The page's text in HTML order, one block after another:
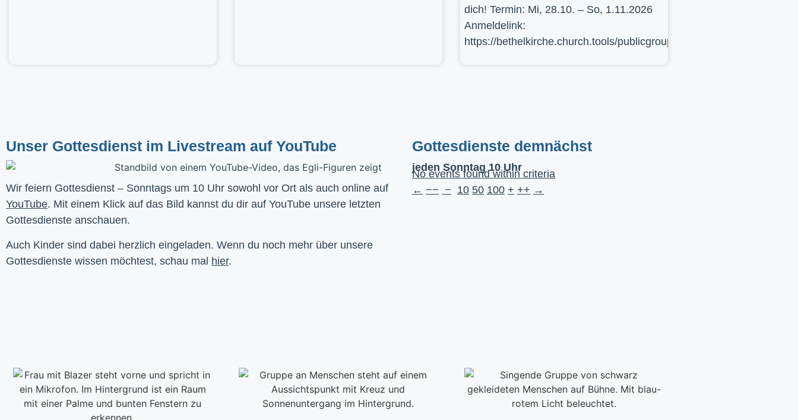
dich! Termin: Mi, 28.10. – So, 1.11.2026
Anmeldelink:
https://bethelkirche.church.tools/publicgroup/617
Unser Gottesdienst im Livestream auf YouTube
YouTube. Mit einem Klick auf das Bild kannst du dir auf YouTube unsere letzten
Gottesdienste anschauen.
Auch Kinder sind dabei herzlich eingeladen. Wenn du noch mehr über unsere
Gottesdienste wissen möchtest, schau mal hier.
Gottesdienste demnächst
jeden Sonntag 10 Uhr
No events found within criteria
← −− − 10 50 100 + ++ →